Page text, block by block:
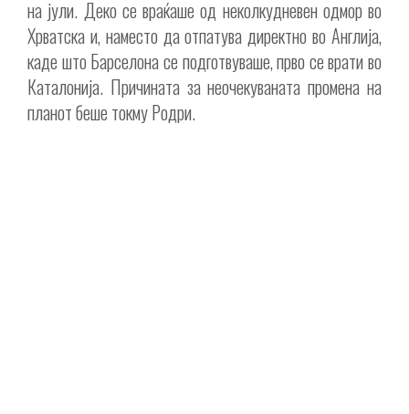
на јули. Деко се враќаше од неколкудневен одмор во
Хрватска и, наместо да отпатува директно во Англија,
каде што Барселона се подготвуваше, прво се врати во
Каталонија. Причината за неочекуваната промена на
планот беше токму Родри.